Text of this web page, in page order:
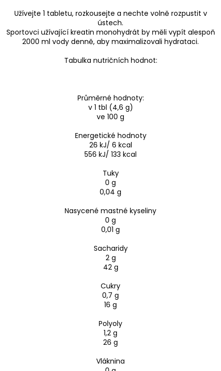
Užívejte 1 tabletu, rozkousejte a nechte volně rozpustit v
ústech.
Sportovci užívající kreatin monohydrát by měli vypít alespoň
2000 ml vody denně, aby maximalizovali hydrataci.
Tabulka nutričních hodnot:
Průměrné hodnoty:
v 1 tbl (4,6 g)
ve 100 g
Energetické hodnoty
26 kJ/ 6 kcal
556 kJ/ 133 kcal
Tuky
0 g
0,04 g
Nasycené mastné kyseliny
0 g
0,01 g
Sacharidy
2 g
42 g
Cukry
0,7 g
16 g
Polyoly
1,2 g
26 g
Vláknina